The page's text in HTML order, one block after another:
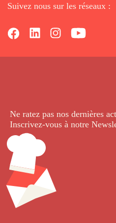
Suivez nous sur les réseaux :
Ne ratez pas nos dernières
Inscrivez-vous à notre